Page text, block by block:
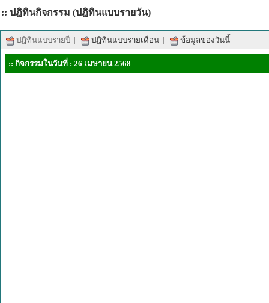
:: ปฎิทินกิจกรรม (ปฎิทินแบบรายวัน)
ปฎิทินแบบรายปี | ปฎิทินแบบรายเดือน | ข้อมูลของวันนี้
:: กิจกรรมในวันที่ : 26 เมษายน 2568